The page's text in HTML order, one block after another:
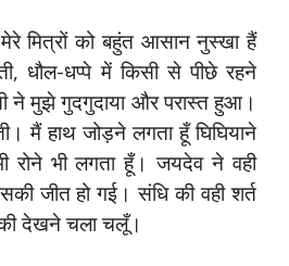
मित्रों को बहुंत आसान नुस्खा हैं
धौल-धप्पे में किसी से पीछे रहने
ने मुझे गुदगुदाया और परास्त हुआ।
मैं हाथ जोड़ने लगता हूँ घिघियाने
रोने भी लगता हूँ। जयदेव ने वही
जीत हो गई। संधि की वही शर्त
देखने चला चलूँ।